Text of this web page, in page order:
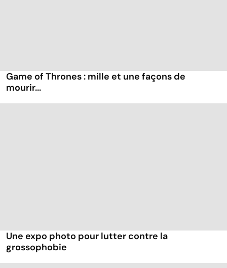
Game of Thrones : mille et une façons de
mourir...
Une expo photo pour lutter contre la
grossophobie